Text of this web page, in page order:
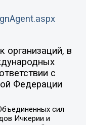
в
с
Федерации
сил
Ичкерии и